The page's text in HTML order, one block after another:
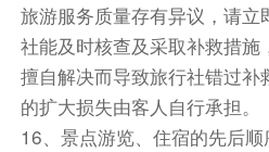
旅游服务质量存有异议，请
社能及时核查及采取补救措
擅自解决而导致旅行社错过补
的扩大损失由客人自行承担。
16、景点游览、住宿的先后顺